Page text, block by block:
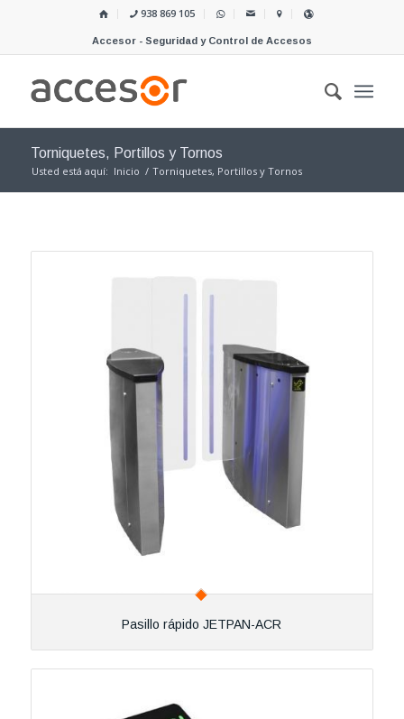
938 869 105
Accesor - Seguridad y Control de Accesos
Torniquetes, Portillos y Tornos
Usted está aquí: Inicio / Torniquetes, Portillos y Tornos
Pasillo rápido JETPAN-ACR